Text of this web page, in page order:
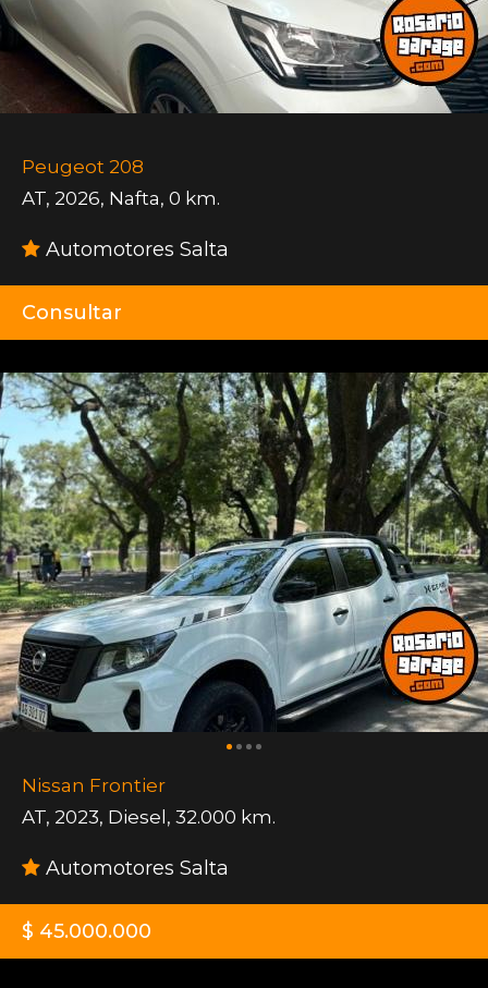
Peugeot 208
AT, 2026, Nafta, 0 km.
Automotores Salta
Consultar
Nissan Frontier
AT, 2023, Diesel, 32.000 km.
Automotores Salta
$ 45.000.000